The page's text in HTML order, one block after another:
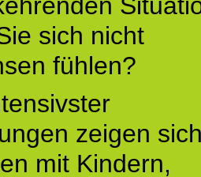
sich nicht
fühlen?
zeigen
mit Kindern,